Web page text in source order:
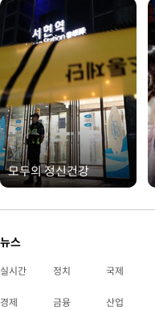
모두의 정신건강
뉴스
실시간 정치 국제
경제 금융 산업